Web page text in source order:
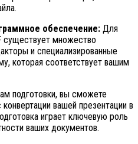
обеспечение: Для
существует множество
и специализированные
которая соответствует вашим
подготовки, вы сможете
вашей презентации в
играет ключевую роль
ваших документов.